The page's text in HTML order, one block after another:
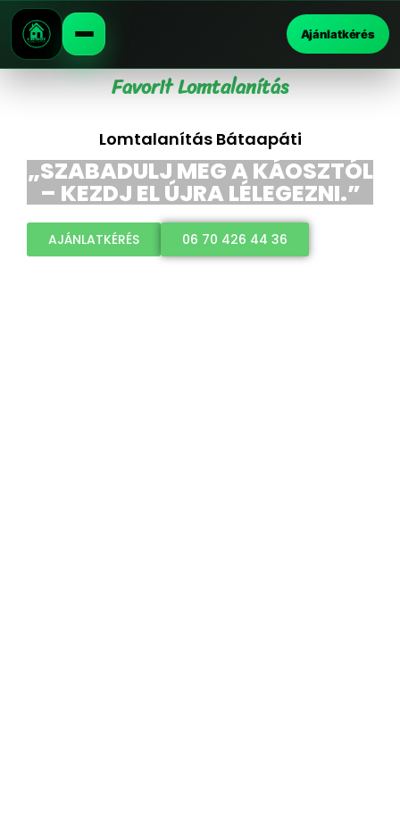
Ajánlatkérés
Favorit Lomtalanítás
Lomtalanítás Bátaapáti
„SZABADULJ MEG A KÁOSZTÓL
– KEZDJ EL ÚJRA LÉLEGEZNI.”
AJÁNLATKÉRÉS 06 70 426 44 36